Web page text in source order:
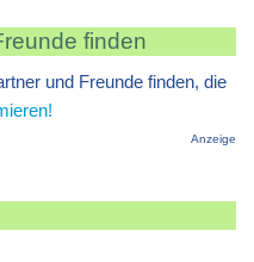
finden
und Freunde finden, die
Anzeige